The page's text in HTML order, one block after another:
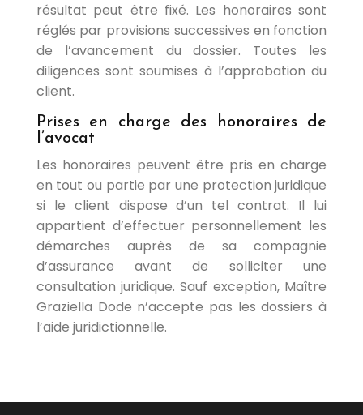
résultat peut être fixé. Les honoraires sont
réglés par provisions successives en fonction
de l’avancement du dossier. Toutes les
diligences sont soumises à l’approbation du
client.
Prises en charge des honoraires de
l’avocat
Les honoraires peuvent être pris en charge
en tout ou partie par une protection juridique
si le client dispose d’un tel contrat. Il lui
appartient d’effectuer personnellement les
démarches auprès de sa compagnie
d’assurance avant de solliciter une
consultation juridique. Sauf exception, Maître
Graziella Dode n’accepte pas les dossiers à
l’aide juridictionnelle.